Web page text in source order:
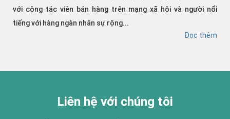
với cộng tác viên bán hàng trên mạng xã hội và người nổi
tiếng với hàng ngàn nhân sự rộng...
Đọc thêm
Liên hệ với chúng tôi